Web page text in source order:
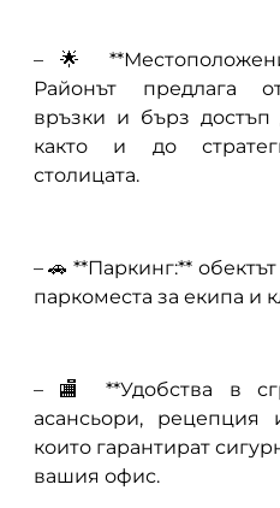
– 🌟
Районът предлага
връзки и бърз достъп
както и до
столицата.
– 🚗 **Паркинг:**
паркоместа за екипа и
– 🏬 **Удобства в
асансьори, рецепция
които гарантират
вашия офис.